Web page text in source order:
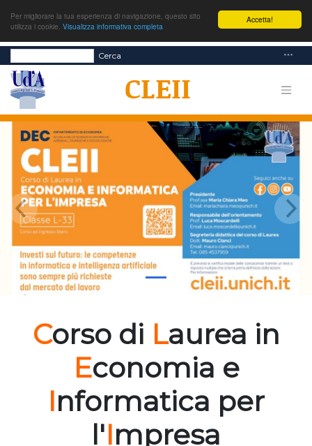
Accetta!
Per migliorare la tua esperienza di navigazione, questo sito
utilizza i cookie. Visualizza informativa completa
Cerca
Corso di Laurea in
Economia e
Informatica per
l'Impresa